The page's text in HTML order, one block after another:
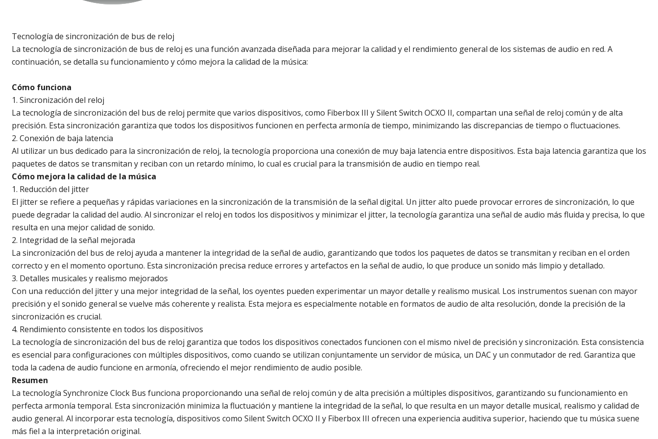
Tecnología de sincronización de bus de reloj
La tecnología de sincronización de bus de reloj es una función avanzada diseñada para mejorar la calidad y el rendimiento general de los sistemas de audio en red. A
continuación, se detalla su funcionamiento y cómo mejora la calidad de la música:
Cómo funciona
1. Sincronización del reloj
La tecnología de sincronización del bus de reloj permite que varios dispositivos, como Fiberbox III y Silent Switch OCXO II, compartan una señal de reloj común y de alta
precisión. Esta sincronización garantiza que todos los dispositivos funcionen en perfecta armonía de tiempo, minimizando las discrepancias de tiempo o fluctuaciones.
2. Conexión de baja latencia
Al utilizar un bus dedicado para la sincronización de reloj, la tecnología proporciona una conexión de muy baja latencia entre dispositivos. Esta baja latencia garantiza que los
paquetes de datos se transmitan y reciban con un retardo mínimo, lo cual es crucial para la transmisión de audio en tiempo real.
Cómo mejora la calidad de la música
1. Reducción del jitter
El jitter se refiere a pequeñas y rápidas variaciones en la sincronización de la transmisión de la señal digital. Un jitter alto puede provocar errores de sincronización, lo que
puede degradar la calidad del audio. Al sincronizar el reloj en todos los dispositivos y minimizar el jitter, la tecnología garantiza una señal de audio más fluida y precisa, lo que
resulta en una mejor calidad de sonido.
2. Integridad de la señal mejorada
La sincronización del bus de reloj ayuda a mantener la integridad de la señal de audio, garantizando que todos los paquetes de datos se transmitan y reciban en el orden
correcto y en el momento oportuno. Esta sincronización precisa reduce errores y artefactos en la señal de audio, lo que produce un sonido más limpio y detallado.
3. Detalles musicales y realismo mejorados
Con una reducción del jitter y una mejor integridad de la señal, los oyentes pueden experimentar un mayor detalle y realismo musical. Los instrumentos suenan con mayor
precisión y el sonido general se vuelve más coherente y realista. Esta mejora es especialmente notable en formatos de audio de alta resolución, donde la precisión de la
sincronización es crucial.
4. Rendimiento consistente en todos los dispositivos
La tecnología de sincronización del bus de reloj garantiza que todos los dispositivos conectados funcionen con el mismo nivel de precisión y sincronización. Esta consistencia
es esencial para configuraciones con múltiples dispositivos, como cuando se utilizan conjuntamente un servidor de música, un DAC y un conmutador de red. Garantiza que
toda la cadena de audio funcione en armonía, ofreciendo el mejor rendimiento de audio posible.
Resumen
La tecnología Synchronize Clock Bus funciona proporcionando una señal de reloj común y de alta precisión a múltiples dispositivos, garantizando su funcionamiento en
perfecta armonía temporal. Esta sincronización minimiza la fluctuación y mantiene la integridad de la señal, lo que resulta en un mayor detalle musical, realismo y calidad de
audio general. Al incorporar esta tecnología, dispositivos como Silent Switch OCXO II y Fiberbox III ofrecen una experiencia auditiva superior, haciendo que tu música suene
más fiel a la interpretación original.